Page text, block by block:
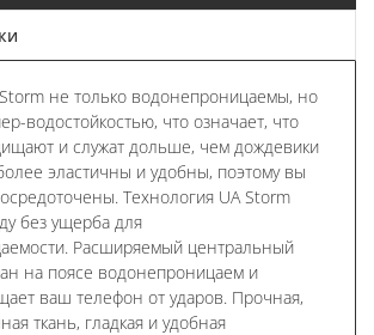
не только водонепроницаемы, но
водостойкостью, что означает, что
и служат дольше, чем дождевики
эластичны и удобны, поэтому вы
Технология UA Storm
без ущерба для
Расширяемый центральный
на поясе водонепроницаем и
ваш телефон от ударов. Прочная,
ткань, гладкая и удобная